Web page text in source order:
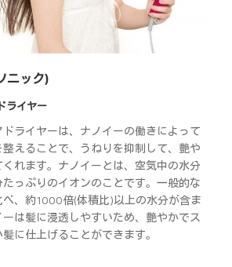
ニック)
ライヤー
ライヤーは、ナノイーの働きによって
えることで、うねりを抑制して、艶や
れます。ナノイーとは、空気中の水分
っぷりのイオンのことです。一般的な
、約1000倍(体積比)以上の水分が含ま
は髪に浸透しやすいため、艶やかでス
に仕上げることができます。